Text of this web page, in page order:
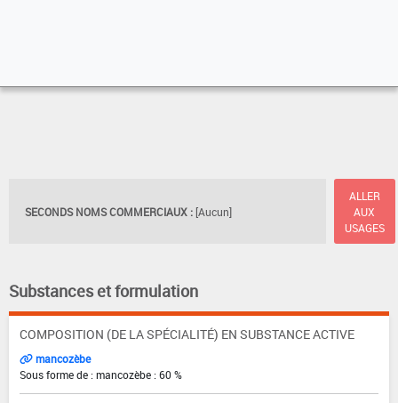
SECONDS NOMS COMMERCIAUX : [Aucun]
ALLER
AUX
USAGES
Substances et formulation
COMPOSITION (DE LA SPÉCIALITÉ) EN SUBSTANCE ACTIVE
mancozèbe
Sous forme de : mancozèbe : 60 %